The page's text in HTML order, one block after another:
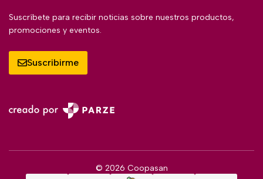
Suscríbete para recibir noticias sobre nuestros productos,
promociones y eventos.
Suscribirme
© 2026 Coopasan